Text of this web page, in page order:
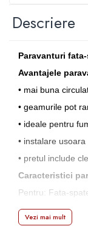
Scrumiera
Volane sport
Accesorii remorca
Adaptator remorca
Cupla remorca
Gabarite
Stopuri remorca
Stop remorca bec
Aeroterma auto
Bare transversale
Capace janta aliaj
Descriere
Paravanturi
Avantajele
• mai buna
• geamurile pot
• ideale pentru
• instalare usoara
• pretul include
Caracteristici
Pentru: Fata-
Mod de instalare:
Vezi mai mult